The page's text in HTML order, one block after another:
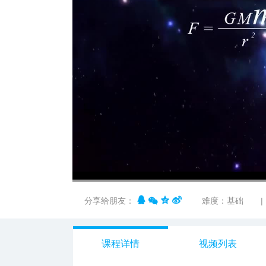
n12678
00:00 / 02:36
分享给朋友： 难度：基础 |
课程详情 视频列表